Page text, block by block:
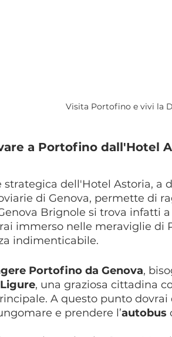
Visita Portofino e vivi la
a Portofino dall'Hotel
strategica dell'Hotel Astoria, a
di Genova, permette di
Brignole si trova infatti
immerso nelle meraviglie di
indimenticabile.
Portofino da Genova,
, una graziosa cittadina
A questo punto
e prendere l’autobus